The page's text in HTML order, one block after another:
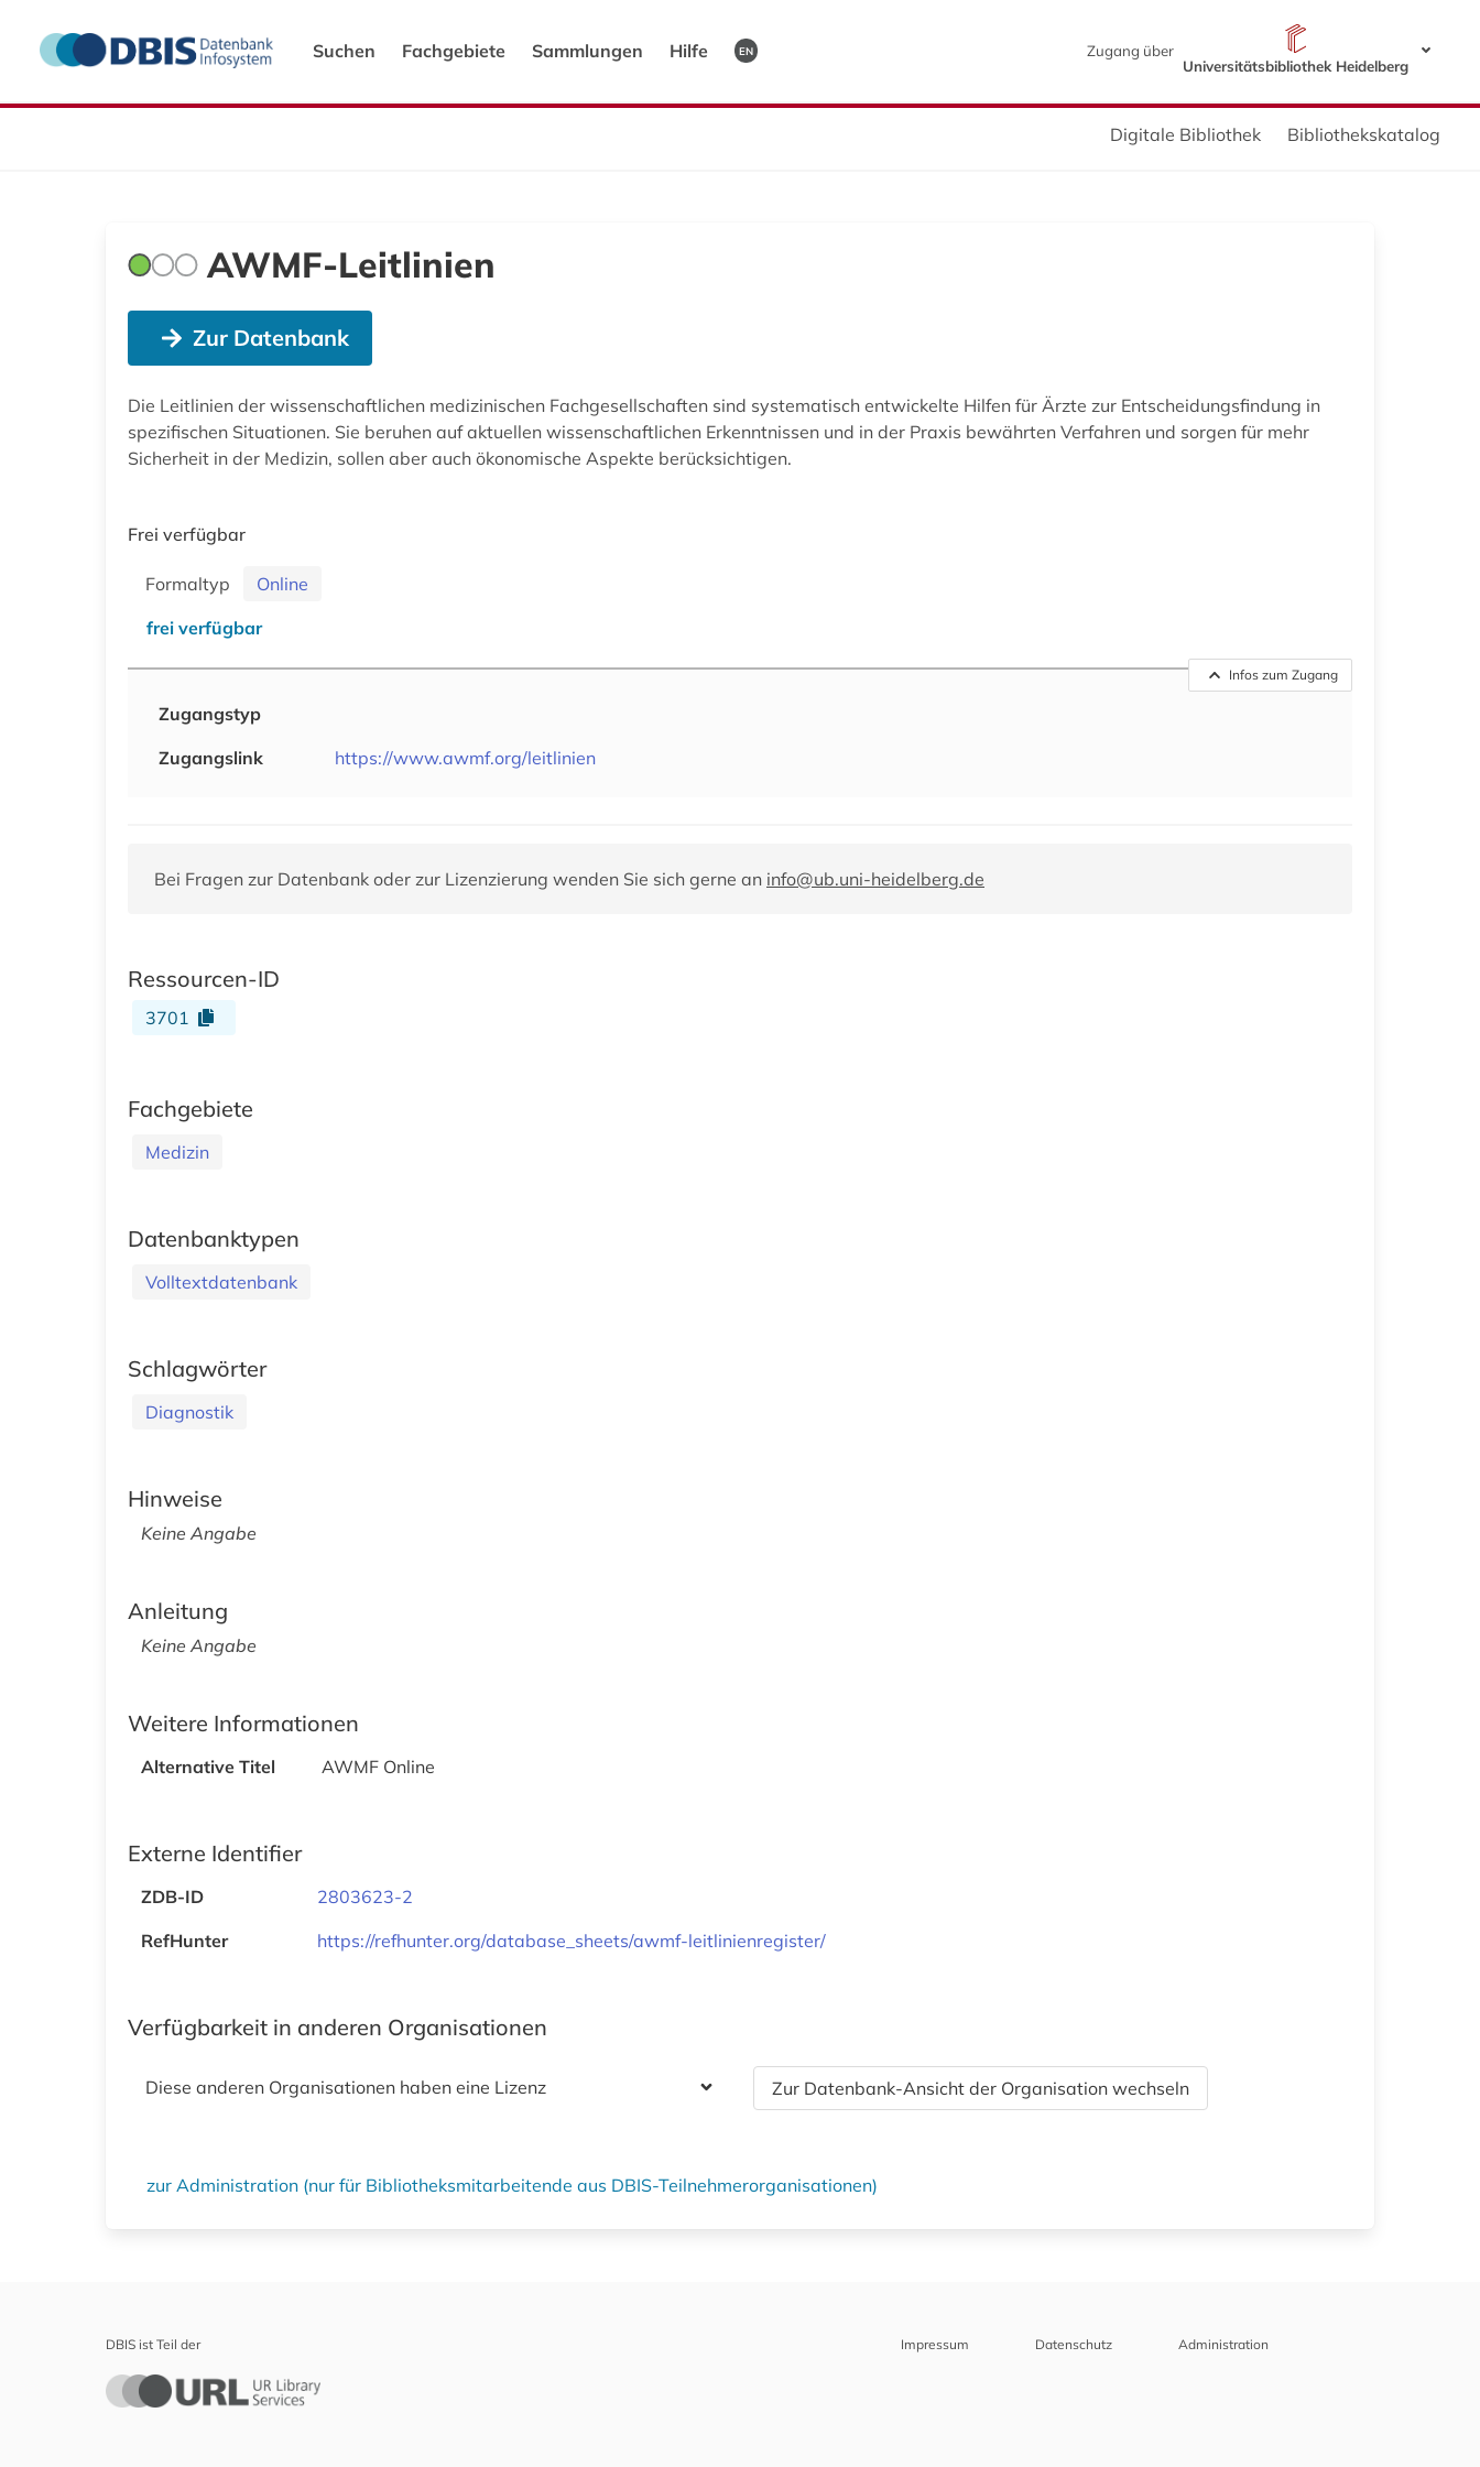
Suchen Fachgebiete Sammlungen Hilfe EN
Zugang über
Universitätsbibliothek Heidelberg
Digitale Bibliothek Bibliothekskatalog
AWMF-Leitlinien
Zur Datenbank
Die Leitlinien der wissenschaftlichen medizinischen Fachgesellschaften sind systematisch entwickelte Hilfen für Ärzte zur Entscheidungsfindung in
spezifischen Situationen. Sie beruhen auf aktuellen wissenschaftlichen Erkenntnissen und in der Praxis bewährten Verfahren und sorgen für mehr
Sicherheit in der Medizin, sollen aber auch ökonomische Aspekte berücksichtigen.
Frei verfügbar
Formaltyp
Online
frei verfügbar
Infos zum Zugang
Zugangstyp
Zugangslink
https://www.awmf.org/leitlinien
Bei Fragen zur Datenbank oder zur Lizenzierung wenden Sie sich gerne an info@ub.uni-heidelberg.de
Ressourcen-ID
3701
Fachgebiete
Medizin
Datenbanktypen
Volltextdatenbank
Schlagwörter
Diagnostik
Hinweise
Keine Angabe
Anleitung
Keine Angabe
Weitere Informationen
Alternative Titel AWMF Online
Externe Identifier
ZDB-ID
2803623-2
RefHunter
https://refhunter.org/database_sheets/awmf-leitlinienregister/
Verfügbarkeit in anderen Organisationen
Diese anderen Organisationen haben eine Lizenz Zur Datenbank-Ansicht der Organisation wechseln
zur Administration (nur für Bibliotheksmitarbeitende aus DBIS-Teilnehmerorganisationen)
DBIS ist Teil der Impressum Datenschutz Administration